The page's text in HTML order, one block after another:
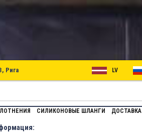
Рига LV
СИЛИКОНОВЫЕ ШЛАНГИ ДОСТАВКА